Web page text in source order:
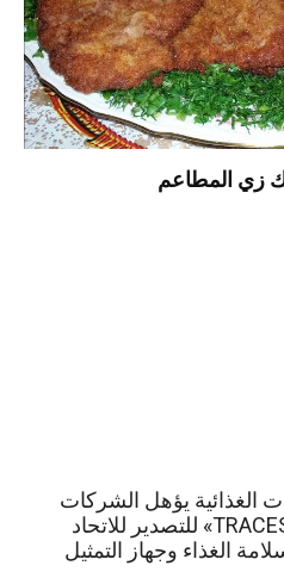
زي المطاعم
الغذائية يؤهل الشركات
للتسجيل على منصة «TRACES NT» للتصدير للاتحاد
الغذاء وجهاز التمثيل